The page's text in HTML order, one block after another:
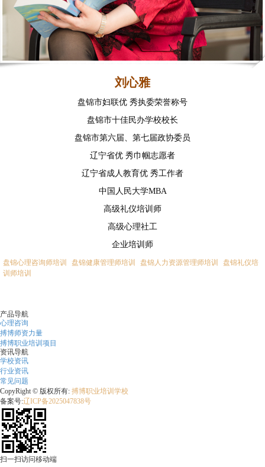
刘心雅
盘锦市妇联优 秀执委荣誉称号
盘锦市十佳民办学校校长
盘锦市第六届、第七届政协委员
辽宁省优 秀巾帼志愿者
辽宁省成人教育优 秀工作者
中国人民大学MBA
高级礼仪培训师
高级心理社工
企业培训师
盘锦心理咨询师培训 盘锦健康管理师培训 盘锦人力资源管理师培训 盘锦礼仪培
训师培训
产品导航
心理咨询
搏博师资力量
搏博职业培训项目
资讯导航
学校资讯
行业资讯
常见问题
CopyRight © 版权所有: 搏博职业培训学校
备案号:辽ICP备2025047838号
扫一扫访问移动端